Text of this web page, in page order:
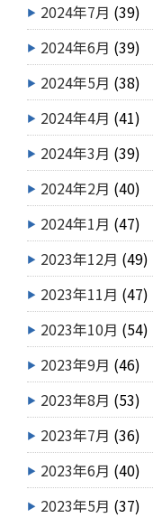
2024年7月 (39)
2024年6月 (39)
2024年5月 (38)
2024年4月 (41)
2024年3月 (39)
2024年2月 (40)
2024年1月 (47)
2023年12月 (49)
2023年11月 (47)
2023年10月 (54)
2023年9月 (46)
2023年8月 (53)
2023年7月 (36)
2023年6月 (40)
2023年5月 (37)